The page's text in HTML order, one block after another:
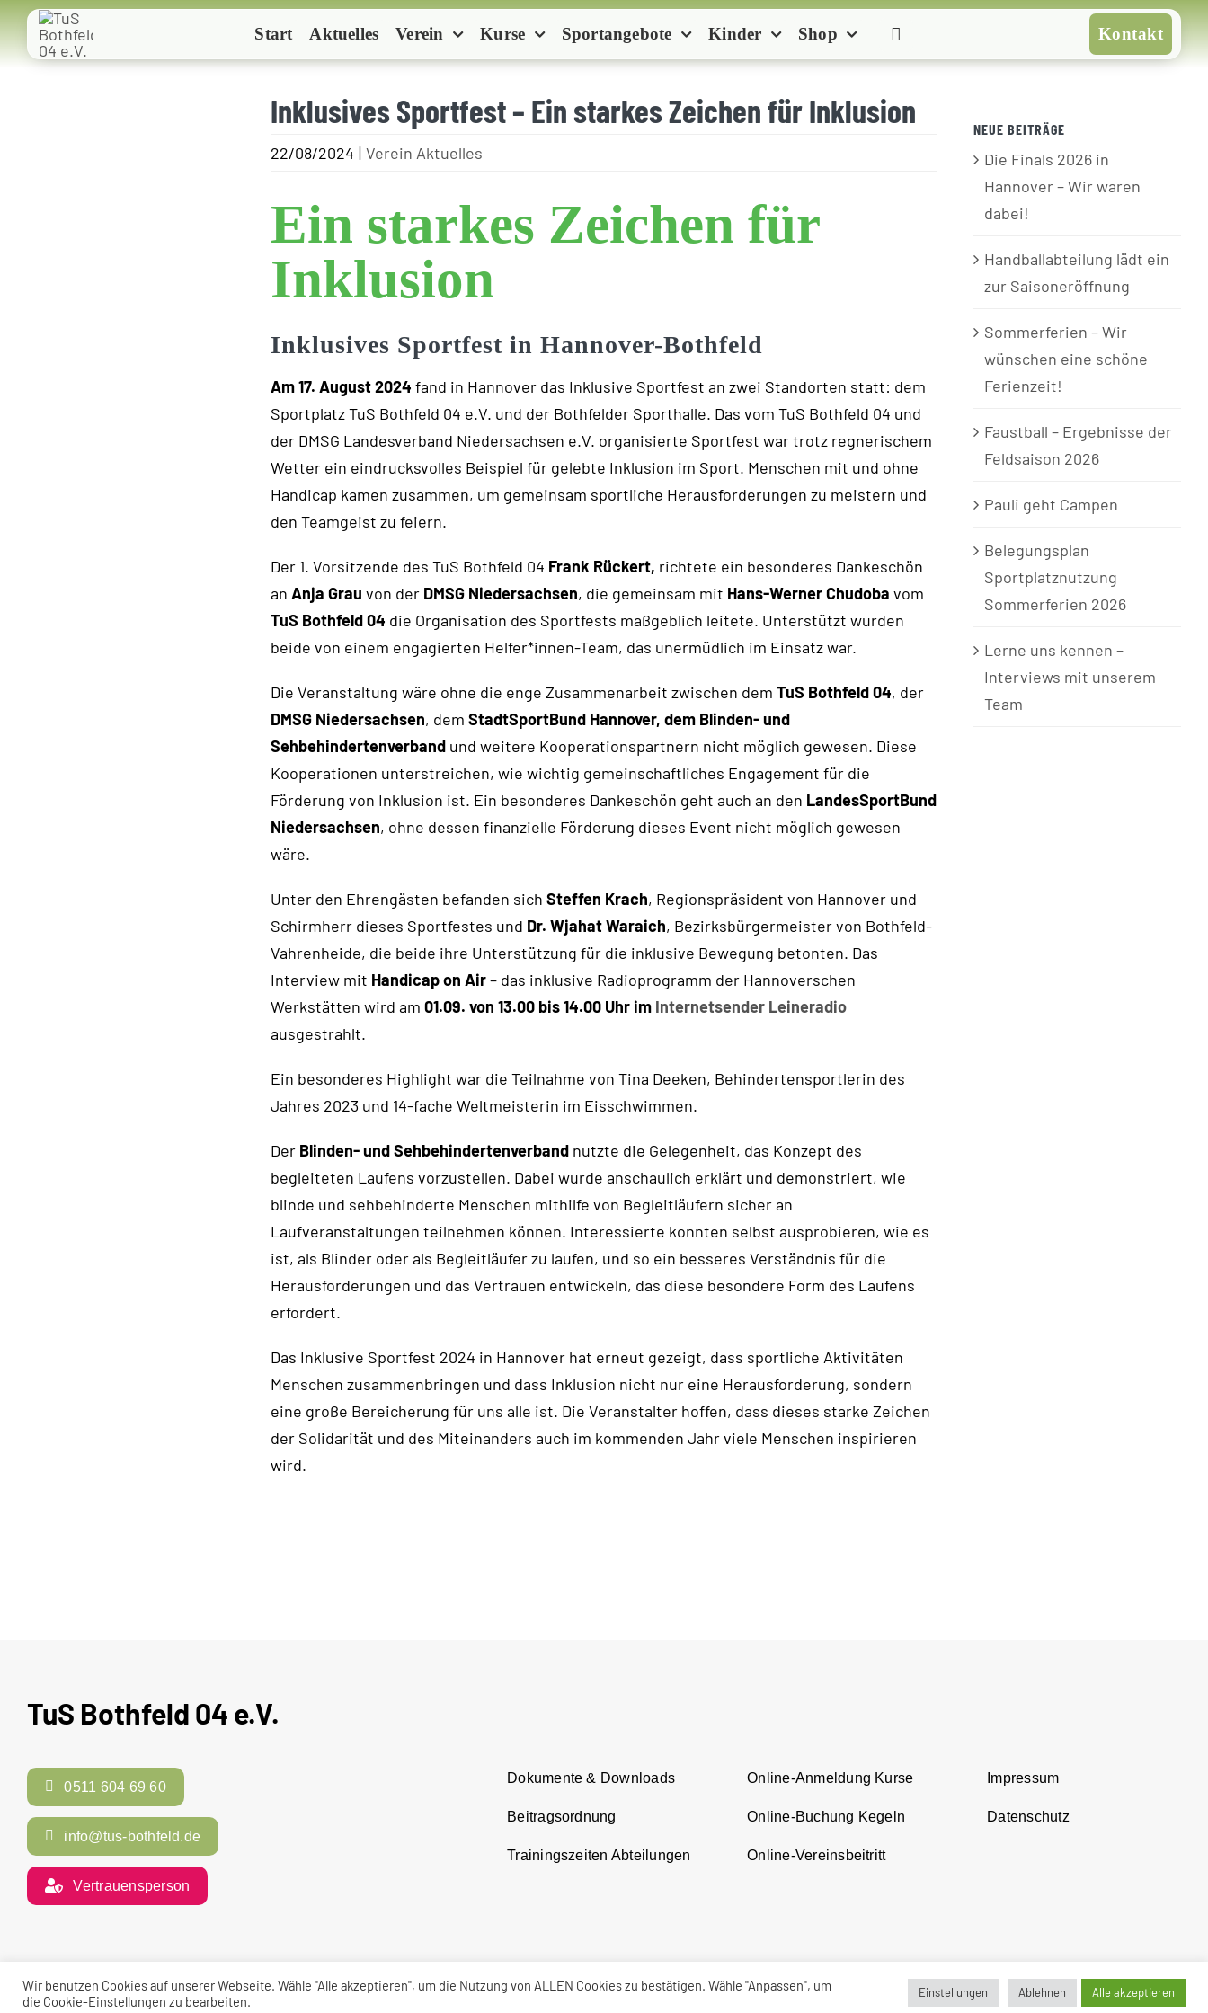
Zum
Inhalt
springen
Start Aktuelles Verein Kurse Sportangebote Kinder Shop Kontakt
Inklusives Sportfest – Ein starkes Zeichen für Inklusion
22/08/2024 | Verein Aktuelles
Ein starkes Zeichen für
Inklusion
Inklusives Sportfest in Hannover-Bothfeld
Am 17. August 2024 fand in Hannover das Inklusive Sportfest an zwei Standorten statt: dem
Sportplatz TuS Bothfeld 04 e.V. und der Bothfelder Sporthalle. Das vom TuS Bothfeld 04 und
der DMSG Landesverband Niedersachsen e.V. organisierte Sportfest war trotz regnerischem
Wetter ein eindrucksvolles Beispiel für gelebte Inklusion im Sport. Menschen mit und ohne
Handicap kamen zusammen, um gemeinsam sportliche Herausforderungen zu meistern und
den Teamgeist zu feiern.
Der 1. Vorsitzende des TuS Bothfeld 04 Frank Rückert, richtete ein besonderes Dankeschön
anAnja Grau von der DMSG Niedersachsen, die gemeinsam mit Hans-Werner Chudoba vom
TuS Bothfeld 04 die Organisation des Sportfests maßgeblich leitete. Unterstützt wurden
beide von einem engagierten Helfer*innen-Team, das unermüdlich im Einsatz war.
Die Veranstaltung wäre ohne die enge Zusammenarbeit zwischen demTuS Bothfeld 04, der
DMSG Niedersachsen, demStadtSportBund Hannover, dem Blinden- und
Sehbehindertenverband und weitere Kooperationspartnern nicht möglich gewesen. Diese
Kooperationen unterstreichen, wie wichtig gemeinschaftliches Engagement für die
Förderung von Inklusion ist. Ein besonderes Dankeschön geht auch an den LandesSportBund
Niedersachsen, ohne dessen finanzielle Förderung dieses Event nicht möglich gewesen
wäre.
Unter den Ehrengästen befanden sichSteffen Krach, Regionspräsident von Hannover und
Schirmherr dieses Sportfestes und Dr. Wjahat Waraich, Bezirksbürgermeister von Bothfeld-
Vahrenheide, die beide ihre Unterstützung für die inklusive Bewegung betonten. Das
Interview mit Handicap on Air– das inklusive Radioprogramm der Hannoverschen
Werkstätten wird am01.09. von 13.00 bis 14.00 Uhr im Internetsender Leineradio
ausgestrahlt.
Ein besonderes Highlight war die Teilnahme von Tina Deeken, Behindertensportlerin des
Jahres 2023 und 14-fache Weltmeisterin im Eisschwimmen.
Der Blinden- und Sehbehindertenverband nutzte die Gelegenheit, das Konzept des
begleiteten Laufens vorzustellen. Dabei wurde anschaulich erklärt und demonstriert, wie
blinde und sehbehinderte Menschen mithilfe von Begleitläufern sicher an
Laufveranstaltungen teilnehmen können. Interessierte konnten selbst ausprobieren, wie es
ist, als Blinder oder als Begleitläufer zu laufen, und so ein besseres Verständnis für die
Herausforderungen und das Vertrauen entwickeln, das diese besondere Form des Laufens
erfordert.
Das Inklusive Sportfest 2024 in Hannover hat erneut gezeigt, dass sportliche Aktivitäten
Menschen zusammenbringen und dass Inklusion nicht nur eine Herausforderung, sondern
eine große Bereicherung für uns alle ist. Die Veranstalter hoffen, dass dieses starke Zeichen
der Solidarität und des Miteinanders auch im kommenden Jahr viele Menschen inspirieren
wird.
NEUE BEITRÄGE
Die Finals 2026 in
Hannover – Wir waren
dabei!
Handballabteilung lädt ein
zur Saisoneröffnung
Sommerferien – Wir
wünschen eine schöne
Ferienzeit!
Faustball – Ergebnisse der
Feldsaison 2026
Pauli geht Campen
Belegungsplan
Sportplatznutzung
Sommerferien 2026
Lerne uns kennen –
Interviews mit unserem
Team
TuS Bothfeld 04 e.V.
0511 604 69 60
info@tus-bothfeld.de
Vertrauensperson
Dokumente & Downloads
Beitragsordnung
Trainingszeiten Abteilungen
Online-Anmeldung Kurse
Online-Buchung Kegeln
Online-Vereinsbeitritt
Impressum
Datenschutz
© TuS Bothfeld 04 e. V. | 2026
Wir benutzen Cookies auf unserer Webseite. Wähle "Alle akzeptieren", um die Nutzung von ALLEN Cookies zu bestätigen. Wähle "Anpassen", um
die Cookie-Einstellungen zu bearbeiten.
Einstellungen Ablehnen Alle akzeptieren